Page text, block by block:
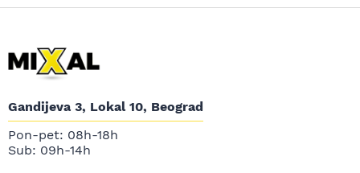
Gandijeva 3, Lokal 10, Beograd
Pon-pet: 08h-18h
Sub: 09h-14h